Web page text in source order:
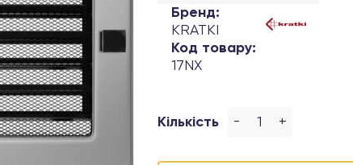
Бренд:
KRATKI
Код товару:
17NX
Кількість - +